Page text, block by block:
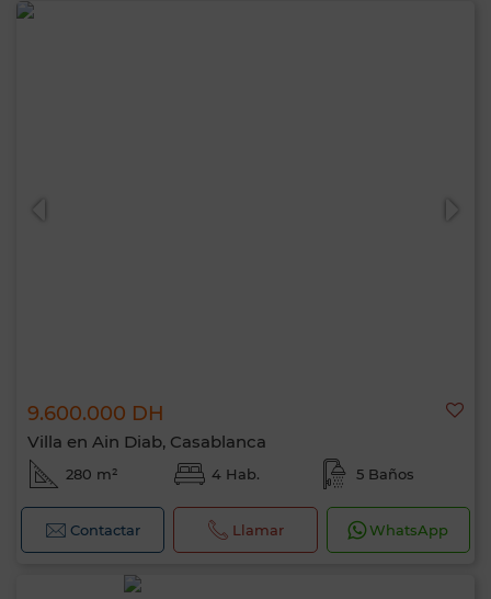
9.600.000 DH
Villa en Ain Diab, Casablanca
280 m² 4 Hab. 5 Baños
Contactar Llamar WhatsApp